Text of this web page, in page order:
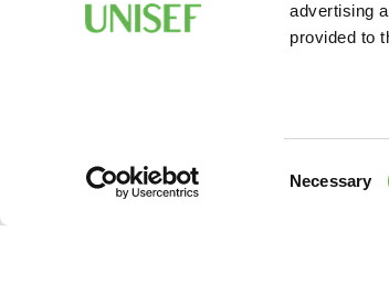
advertising
provided to
Necessary